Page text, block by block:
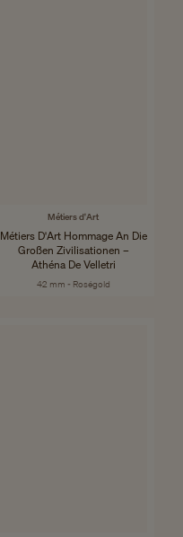
Métiers d'Art
Métiers D'Art Hommage An Die
Großen Zivilisationen –
Athéna De Velletri
42 mm - Roségold